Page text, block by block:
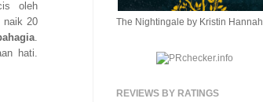
oleh
naik 20
.
hati.
The Nightingale by Kristin Hannah
REVIEWS BY RATINGS